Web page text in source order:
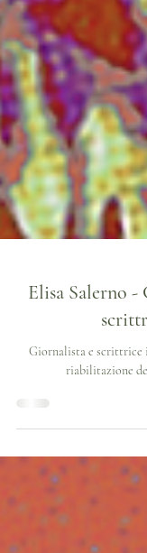
Elisa Salerno -
Giornalista e
riabilitazione